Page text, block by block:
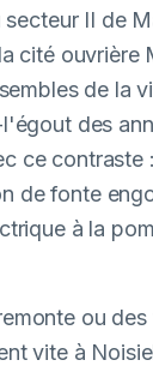
II de
cité ouvrière
de la
des
ce
de fonte
à la
ou
vite à